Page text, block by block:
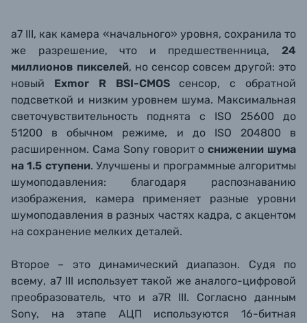
a7 III, как камера «начального» уровня, сохранила то
же разрешение, что и предшественница, 24
миллионов пикселей, но сенсор совсем другой: это
новый Exmor R BSI-CMOSсенсор, с обратной
подсветкой и низким уровнем шума. Максимальная
светочувствительность поднята с ISO 25600 до
51200 в обычном режиме, и до ISO 204800 в
расширенном. Сама Sony говорит оснижении шума
на 1.5 ступени. Улучшены и программные алгоритмы
шумоподавления: благодаря распознаванию
изображения, камера применяет разные уровни
шумоподавления в разных частях кадра, с акцентом
на сохранение мелких деталей.
Второе – это динамический диапазон. Судя по
всему, a7 III использует такой же аналого-цифровой
преобразователь, что и a7R III. Согласно данным
Sony, на этапе АЦП используются 16-битная